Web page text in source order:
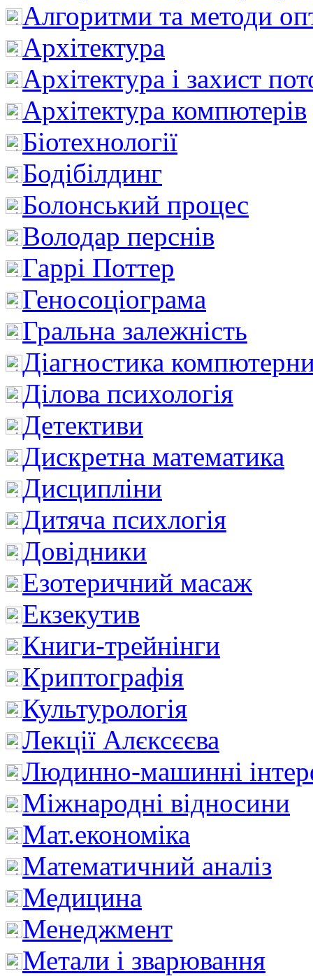
Алгоритми та методи
Архітектура
Архітектура і захист
Архітектура компютерів
Біотехнології
Бодібілдинг
Болонський процес
Володар перснів
Гаррі Поттер
Геносоціограма
Гральна залежність
Діагностика
Ділова психологія
Детективи
Дискретна математика
Дисципліни
Дитяча психлогія
Довідники
Езотеричний масаж
Екзекутив
Книги-трейнінги
Криптографія
Культурологія
Лекції Алєксєєва
Людинно-машинні
Міжнародні відносини
Мат.економіка
Математичний аналіз
Медицина
Менеджмент
Метали і зварювання